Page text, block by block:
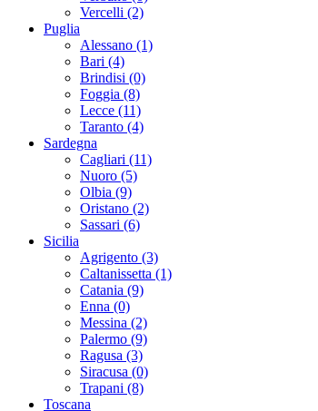
Vercelli (2)
Puglia
Alessano (1)
Bari (4)
Brindisi (0)
Foggia (8)
Lecce (11)
Taranto (4)
Sardegna
Cagliari (11)
Nuoro (5)
Olbia (9)
Oristano (2)
Sassari (6)
Sicilia
Agrigento (3)
Caltanissetta (1)
Catania (9)
Enna (0)
Messina (2)
Palermo (9)
Ragusa (3)
Siracusa (0)
Trapani (8)
Toscana